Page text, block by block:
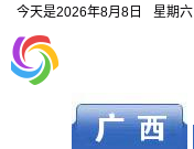
今天是2026年8月8日 星期六